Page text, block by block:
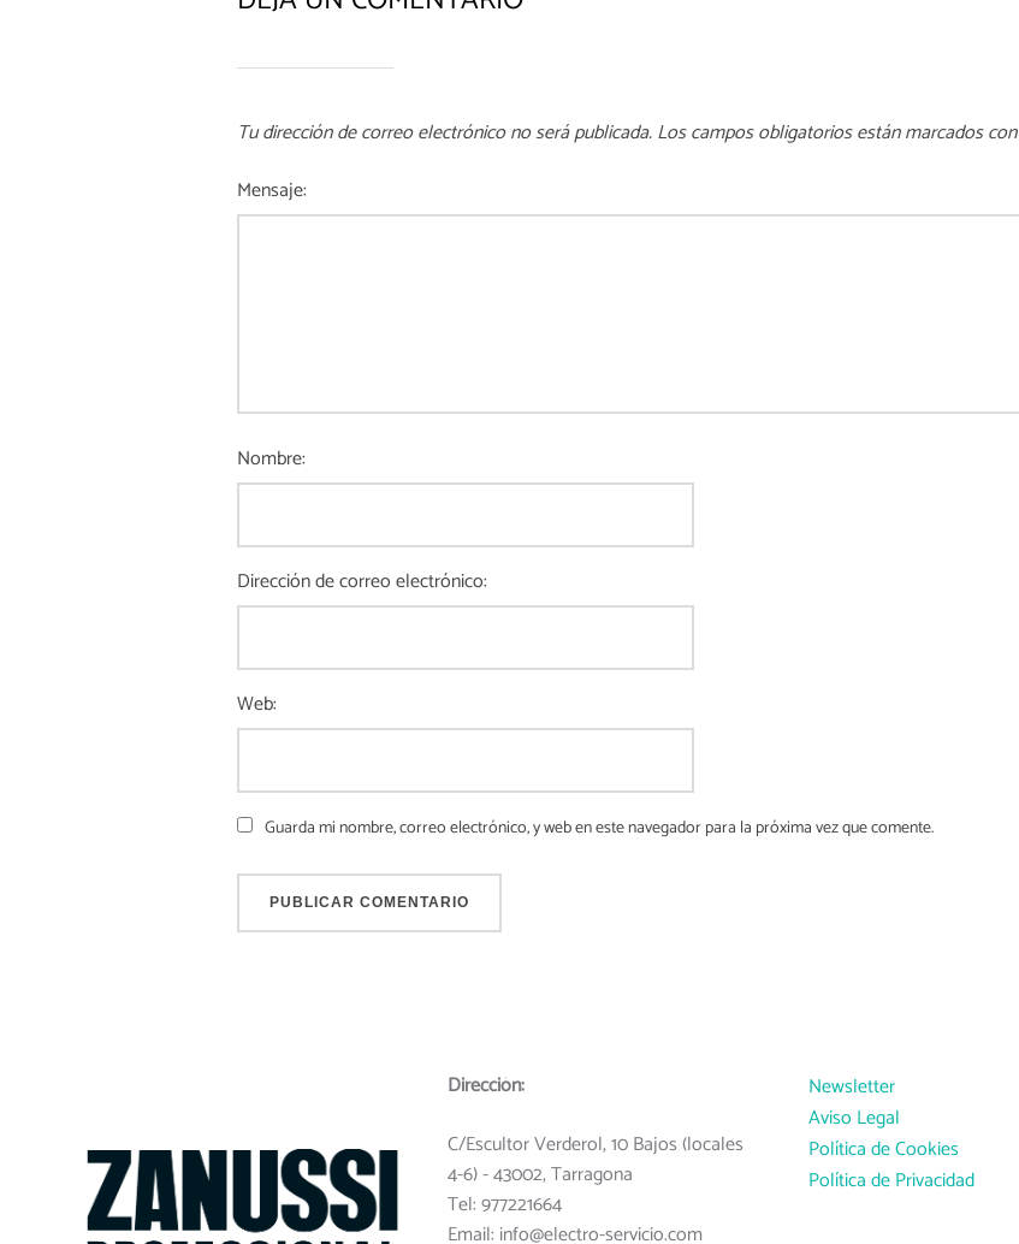
Tu dirección de correo electrónico no será publicada.Los campos obligatorios están marcados con
Mensaje:
Nombre:
Dirección de correo electrónico:
Web:
Guarda mi nombre, correo electrónico, y web en este navegador para la próxima vez que comente.
Dirección:
C/Escultor Verderol, 10 Bajos (locales
4-6) - 43002, Tarragona
Tel: 977221664
Email: info@electro-servicio.com
Newsletter
Aviso Legal
Política de Cookies
Política de Privacidad